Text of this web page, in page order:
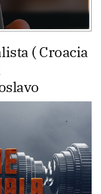
( Croacia